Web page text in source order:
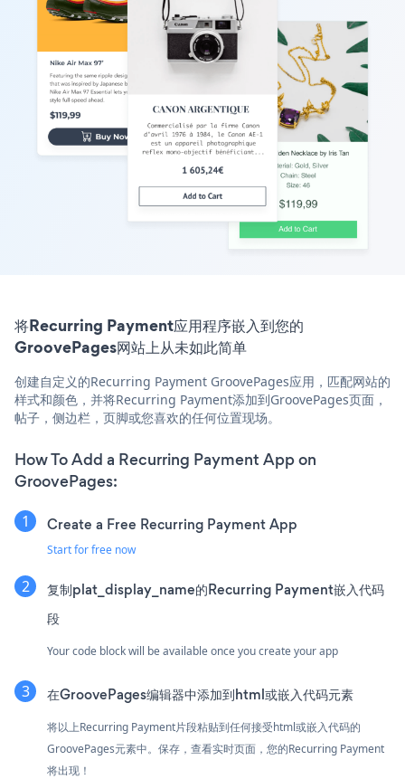
将Recurring Payment应用程序嵌入到您的
GroovePages网站上从未如此简单
创建自定义的Recurring Payment GroovePages应用，匹配网站的
样式和颜色，并将Recurring Payment添加到GroovePages页面，
帖子，侧边栏，页脚或您喜欢的任何位置现场。
How To Add a Recurring Payment App on
GroovePages:
Create a Free Recurring Payment App
Start for free now
复制plat_display_name的Recurring Payment嵌入代码
段
Your code block will be available once you create your app
在GroovePages编辑器中添加到html或嵌入代码元素
将以上Recurring Payment片段粘贴到任何接受html或嵌入代码的
GroovePages元素中。保存，查看实时页面，您的Recurring Payment
将出现！